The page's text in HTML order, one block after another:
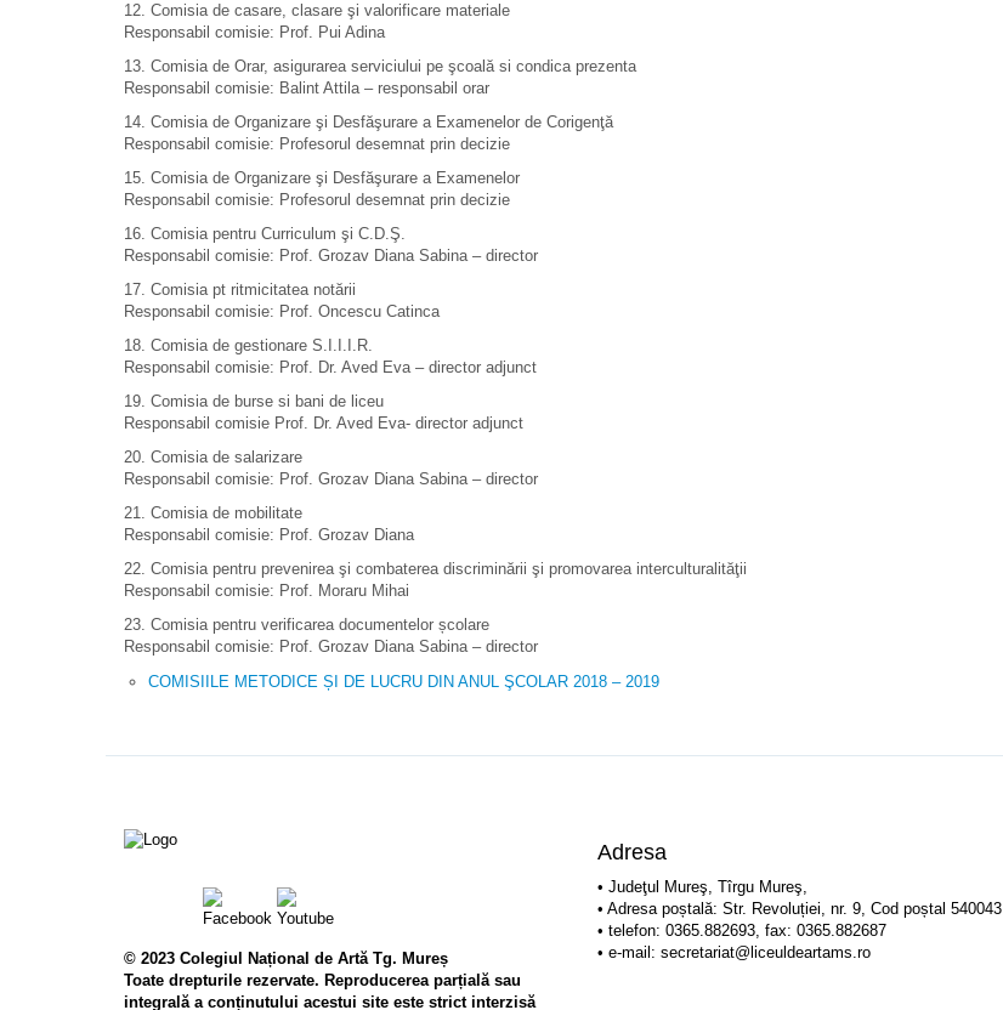
12. Comisia de casare, clasare şi valorificare materiale
Responsabil comisie: Prof. Pui Adina
13. Comisia de Orar, asigurarea serviciului pe şcoală si condica prezenta
Responsabil comisie: Balint Attila – responsabil orar
14. Comisia de Organizare şi Desfăşurare a Examenelor de Corigenţă
Responsabil comisie: Profesorul desemnat prin decizie
15. Comisia de Organizare şi Desfăşurare a Examenelor
Responsabil comisie: Profesorul desemnat prin decizie
16. Comisia pentru Curriculum şi C.D.Ş.
Responsabil comisie: Prof. Grozav Diana Sabina – director
17. Comisia pt ritmicitatea notării
Responsabil comisie: Prof. Oncescu Catinca
18. Comisia de gestionare S.I.I.I.R.
Responsabil comisie: Prof. Dr. Aved Eva – director adjunct
19. Comisia de burse si bani de liceu
Responsabil comisie Prof. Dr. Aved Eva- director adjunct
20. Comisia de salarizare
Responsabil comisie: Prof. Grozav Diana Sabina – director
21. Comisia de mobilitate
Responsabil comisie: Prof. Grozav Diana
22. Comisia pentru prevenirea şi combaterea discriminării şi promovarea interculturalităţii
Responsabil comisie: Prof. Moraru Mihai
23. Comisia pentru verificarea documentelor școlare
Responsabil comisie: Prof. Grozav Diana Sabina – director
COMISIILE METODICE ȘI DE LUCRU DIN ANUL ŞCOLAR 2018 – 2019
© 2023 Colegiul Național de Artă Tg. Mureș
Toate drepturile rezervate. Reproducerea parțială sau
integrală a conținutului acestui site este strict interzisă
Adresa
• Judeţul Mureş, Tîrgu Mureş,
• Adresa poștală: Str. Revoluției, nr. 9, Cod poștal 540043
• telefon: 0365.882693, fax: 0365.882687
• e-mail: secretariat@liceuldeartams.ro